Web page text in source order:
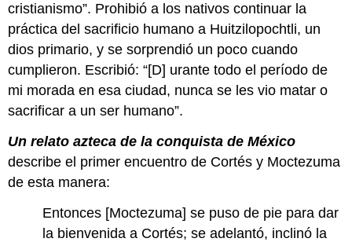
cristianismo”. Prohibió a los nativos continuar la
práctica del sacrificio humano a Huitzilopochtli, un
dios primario, y se sorprendió un poco cuando
cumplieron. Escribió: “[D] urante todo el período de
mi morada en esa ciudad, nunca se les vio matar o
sacrificar a un ser humano”.
Un relato azteca de la conquista de México
describe el primer encuentro de Cortés y Moctezuma
de esta manera:
Entonces [Moctezuma] se puso de pie para dar
la bienvenida a Cortés; se adelantó, inclinó la